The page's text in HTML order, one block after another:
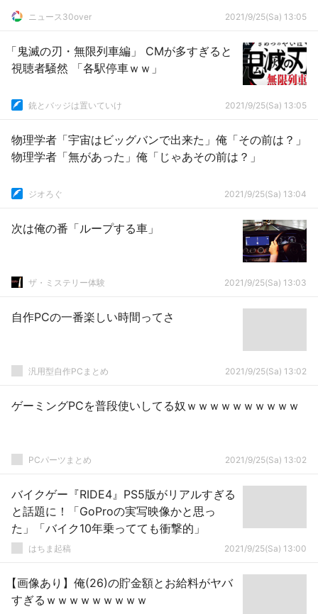
ニュース30over 2021/9/25(Sa) 13:05
「鬼滅の刃・無限列車編」 CMが多すぎると
視聴者騒然 「各駅停車ｗｗ」
銃とバッジは置いていけ 2021/9/25(Sa) 13:05
物理学者「宇宙はビッグバンで出来た」俺「その前は？」
物理学者「無があった」俺「じゃあその前は？」
ジオろぐ 2021/9/25(Sa) 13:04
次は俺の番「ループする車」
ザ・ミステリー体験 2021/9/25(Sa) 13:03
自作PCの一番楽しい時間ってさ
汎用型自作PCまとめ 2021/9/25(Sa) 13:02
ゲーミングPCを普段使いしてる奴ｗｗｗｗｗｗｗｗｗｗ
PCパーツまとめ 2021/9/25(Sa) 13:02
バイクゲー『RIDE4』PS5版がリアルすぎる
と話題に！「GoProの実写映像かと思っ
た」「バイク10年乗ってても衝撃的」
はちま起稿 2021/9/25(Sa) 13:00
【画像あり】俺(26)の貯金額とお給料がヤバ
すぎるｗｗｗｗｗｗｗｗｗ